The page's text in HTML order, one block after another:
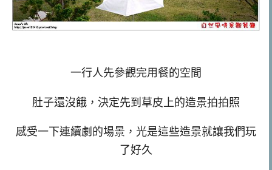
一行人先參觀完用餐的空間
肚子還沒餓，決定先到草皮上的造景拍拍照
感受一下連續劇的場景，光是這些造景就讓我們玩
了好久